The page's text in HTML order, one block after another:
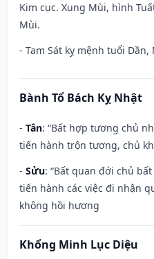
Kim cục. Xung Mùi, hình
Mùi.
- Tam Sát kỵ mệnh tuổi Dần,
Bành Tổ Bách Kỵ Nhật
- Tân: “Bất hợp tương chủ
tiến hành trộn tương, chủ
- Sửu: “Bất quan đới chủ
tiến hành các việc đi nhận
không hồi hương
Khổng Minh Lục Diệu